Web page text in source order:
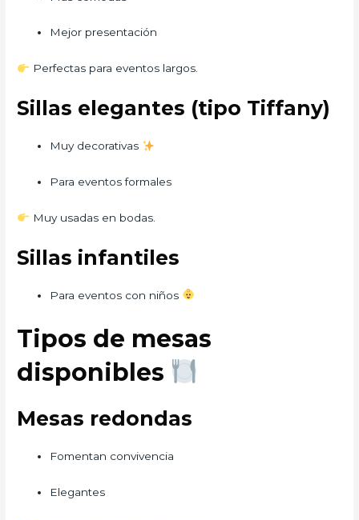
Mejor presentación
Perfectas para eventos largos.
Sillas elegantes (tipo Tiffany)
Muy decorativas
Para eventos formales
Muy usadas en bodas.
Sillas infantiles
Para eventos con niños
Tipos de mesas
disponibles
Mesas redondas
Fomentan convivencia
Elegantes